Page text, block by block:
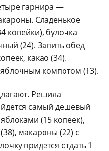
гарнира —
Сладенькое
копейки), булочка
(24). Запить обед
какао (34),
компотом (13).
Решила
самый дешевый
(15 копеек),
макароны (22) с
придется отдать 1